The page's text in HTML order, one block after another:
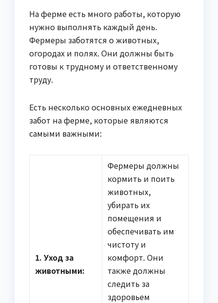
На ферме есть много работы, которую
нужно выполнять каждый день.
Фермеры заботятся о животных,
огородах и полях. Они должны быть
готовы к трудному и ответственному
труду.
Есть несколько основных ежедневных
забот на ферме, которые являются
самыми важными:
1. Уход за
животными:
Фермеры должны
кормить и поить
животных,
убирать их
помещения и
обеспечивать им
чистоту и
комфорт. Они
также должны
следить за
здоровьем